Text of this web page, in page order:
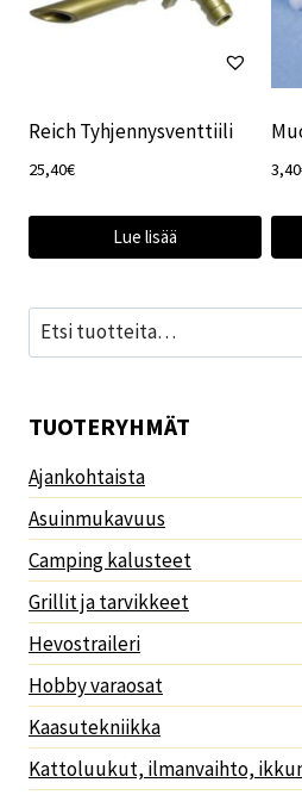
Reich Tyhjennysventtiili
25,40€
Lue lisää
3,40
Etsi:
TUOTERYHMÄT
Ajankohtaista
Asuinmukavuus
Camping kalusteet
Grillit ja tarvikkeet
Hevostraileri
Hobby varaosat
Kaasutekniikka
Kattoluukut, ilmanvaihto,